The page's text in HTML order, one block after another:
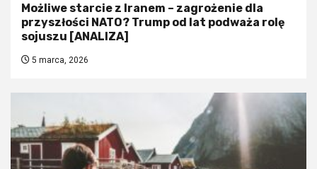
Możliwe starcie z Iranem – zagrożenie dla
przyszłości NATO? Trump od lat podważa rolę
sojuszu [ANALIZA]
5 marca, 2026